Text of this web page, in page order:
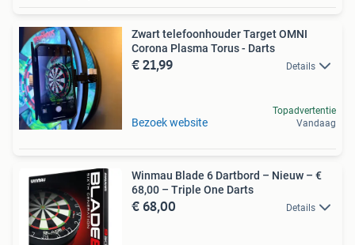
Zwart telefoonhouder Target OMNI
Corona Plasma Torus - Darts
€ 21,99 Details
Bezoek website
Topadvertentie
Vandaag
Winmau Blade 6 Dartbord – Nieuw – €
68,00 – Triple One Darts
€ 68,00 Details